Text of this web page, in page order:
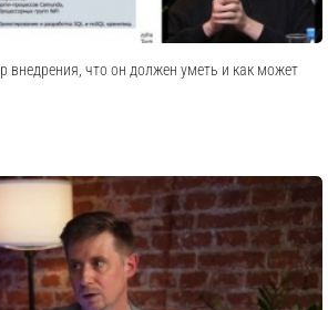
внедрения, что он должен уметь и как может